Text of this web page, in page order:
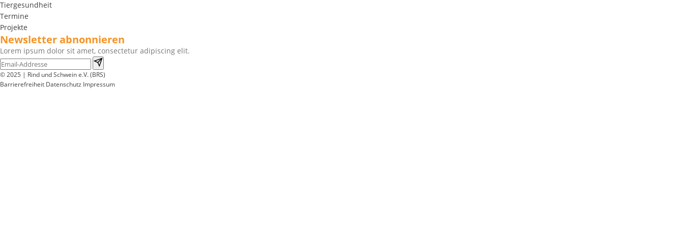
Tiergesundheit
Termine
Projekte
Newsletter abnonnieren
Lorem ipsum dolor sit amet, consectetur adipiscing elit.
© 2025 | Rind und Schwein e.V. (BRS)
Barrierefreiheit Datenschutz Impressum